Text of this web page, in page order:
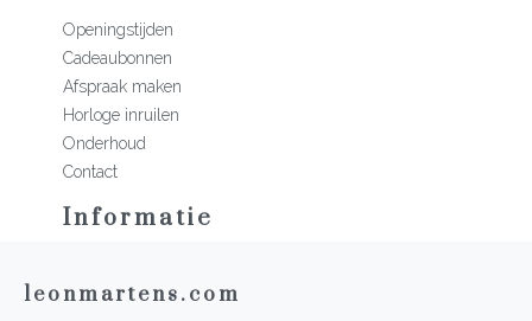
Openingstijden
Cadeaubonnen
Afspraak maken
Horloge inruilen
Onderhoud
Contact
Informatie
Historie
leonmartens.com